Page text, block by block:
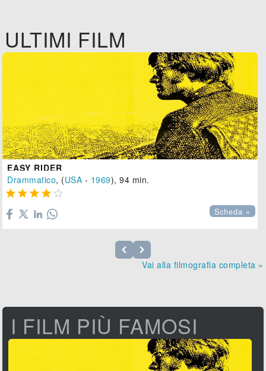
ULTIMI FILM
EASY RIDER
Drammatico, (USA - 1969), 94 min.
    
Scheda »
Vai alla filmografia completa »
I FILM PIÙ FAMOSI